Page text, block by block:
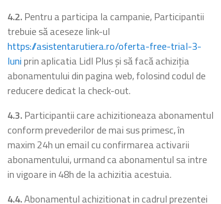
4.2.Pentru a participa la campanie, Participantii
trebuie să aceseze link-ul
https://asistentarutiera.ro/oferta-free-trial-3-
luniprin aplicatia Lidl Plus şi să facă achiziţia
abonamentului din pagina web, folosind codul de
reducere dedicat la check-out.
4.3.Participantii care achizitioneaza abonamentul
conform prevederilor de mai sus primesc, în
maxim 24h un email cu confirmarea activarii
abonamentului, urmand ca abonamentul sa intre
in vigoare in 48h de la achizitia acestuia.
4.4.Abonamentul achizitionat in cadrul prezentei